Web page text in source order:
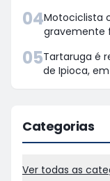
04Motociclista
gravemente
05Tartaruga é
de Ipioca,
Categorias
Ver todas as